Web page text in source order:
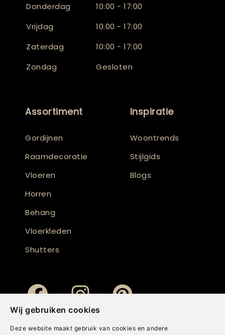
Wij gebruiken cookies
Deze website maakt gebruik van cookies en andere
Donderdag
10:00 - 17:00
Vrijdag
10:00 - 17:00
Zaterdag
10:00 - 17:00
Zondag
Gesloten
Assortiment
Gordijnen
Raamdecoratie
Vloeren
Horren
Behang
Vloerkleden
Shutters
Inspiratie
Woontrends
Stijlgids
Blogs